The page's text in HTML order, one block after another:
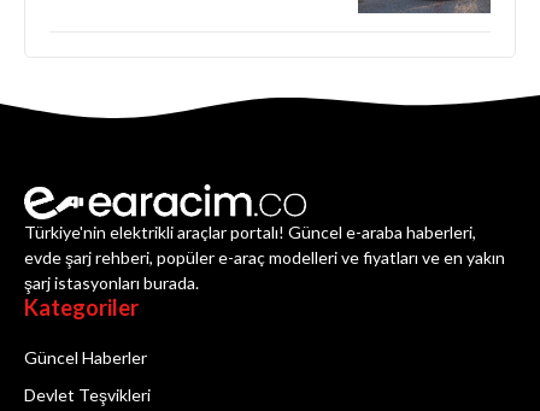
Türkiye'nin elektrikli araçlar portalı! Güncel e-araba haberleri,
evde şarj rehberi, popüler e-araç modelleri ve fiyatları ve en yakın
şarj istasyonları burada.
Kategoriler
Güncel Haberler
Devlet Teşvikleri